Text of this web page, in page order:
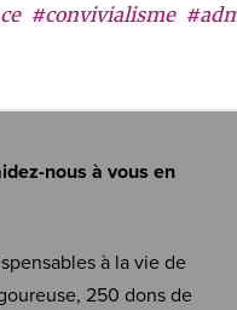
#convivialisme
nous à vous en
à la vie de
250 dons de